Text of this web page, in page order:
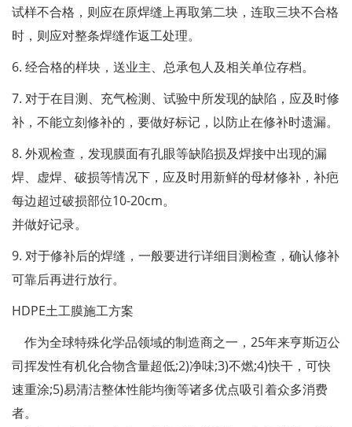
试样不合格，则应在原焊缝上再取第二块，连取三块不合格
时，则应对整条焊缝作返工处理。
6. 经合格的样块，送业主、总承包人及相关单位存档。
7. 对于在目测、充气检测、试验中所发现的缺陷，应及时修
补，不能立刻修补的，要做好标记，以防止在修补时遗漏。
8. 外观检查，发现膜面有孔眼等缺陷损及焊接中出现的漏
焊、虚焊、破损等情况下，应及时用新鲜的母材修补，补疤
每边超过破损部位10-20cm。
并做好记录。
9. 对于修补后的焊缝，一般要进行详细目测检查，确认修补
可靠后再进行放行。
HDPE土工膜施工方案
作为全球特殊化学品领域的制造商之一，25年来亨斯迈公
司挥发性有机化合物含量超低;2)净味;3)不燃;4)快干，可快
速重涂;5)易清洁整体性能均衡等诸多优点吸引着众多消费
者。